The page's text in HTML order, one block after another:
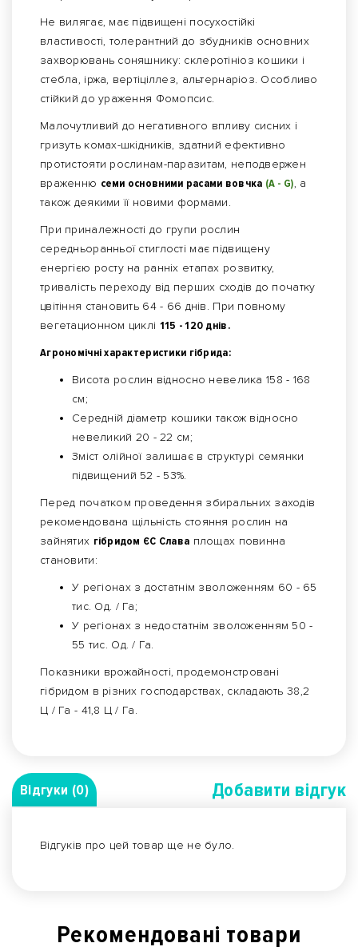
Не вилягає, має підвищені посухостійкі
властивості, толерантний до збудників основних
захворювань соняшнику: склеротініоз кошики і
стебла, іржа, вертіціллез, альтернаріоз. Особливо
стійкий до ураження Фомопсис.
Малочутливий до негативного впливу сисних і
гризуть комах-шкідників, здатний ефективно
протистояти рослинам-паразитам, неподвержен
враженню семи основними расами вовчка (А - G), а
також деякими її новими формами.
При приналежності до групи рослин
середньоранньої стиглості має підвищену
енергією росту на ранніх етапах розвитку,
тривалість переходу від перших сходів до початку
цвітіння становить 64 - 66 днів. При повному
вегетационном циклі 115 - 120 днів.
Агрономічні характеристики гібрида:
Висота рослин відносно невелика 158 - 168
см;
Середній діаметр кошики також відносно
невеликий 20 - 22 см;
Зміст олійної залишає в структурі семянки
підвищений 52 - 53%.
Перед початком проведення збиральних заходів
рекомендована щільність стояння рослин на
зайнятих гібридом ЄС Слава площах повинна
становити:
У регіонах з достатнім зволоженням 60 - 65
тис. Од. / Га;
У регіонах з недостатнім зволоженням 50 -
55 тис. Од. / Га.
Показники врожайності, продемонстровані
гібридом в різних господарствах, складають 38,2
Ц / Га - 41,8 Ц / Га.
Відгуки (0) Добавити вiдгук
Відгуків про цей товар ще не було.
Рекомендованi товари